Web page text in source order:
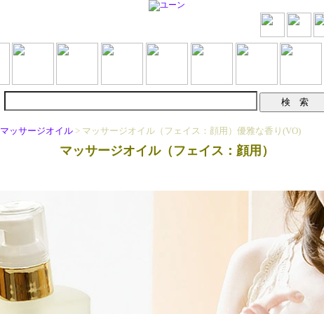
マッサージオイル > マッサージオイル（フェイス：顔用）優雅な香り(VO)
マッサージオイル（フェイス：顔用）